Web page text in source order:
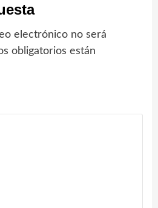
electrónico no será
obligatorios están